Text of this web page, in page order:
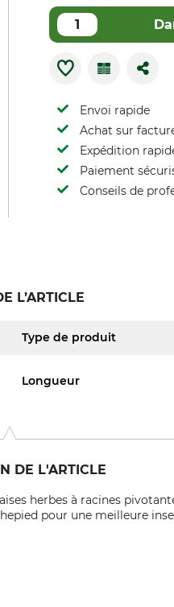
Envoi rapide
Achat sur
Expédition
Paiement
Conseils de
L’ARTICLE
Type de produit
Longueur
DE L'ARTICLE
herbes à racines
pour une meilleure